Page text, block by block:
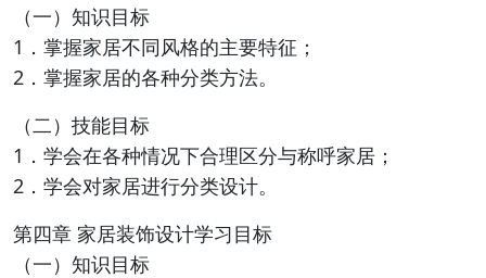
（一）知识目标
1．掌握家居不同风格的主要特征；
2．掌握家居的各种分类方法。
（二）技能目标
1．学会在各种情况下合理区分与称呼家居；
2．学会对家居进行分类设计。
第四章 家居装饰设计学习目标
（一）知识目标